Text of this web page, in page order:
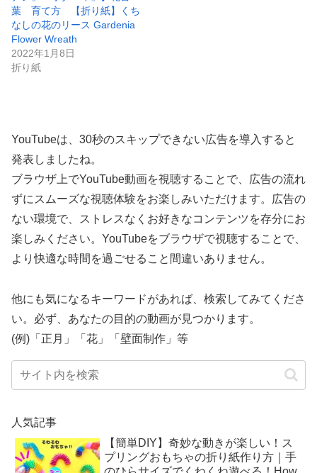
葉 育て方 【折り紙】くち
なしの花のリース Gardenia
Flower Wreath
2022年1月8日
折り紙
YouTubeは、30秒のスキップできない広告を導入すると
発表しましたね。
ブラウザ上でYouTube動画を視聴することで、広告の流れ
ずにスムーズな視聴体験をお楽しみいただけます。広告の
ない環境で、ストレスなくお好きなコンテンツを存分にお
楽しみください。YouTubeをブラウザで視聴することで、
より快適な時間を過ごせること間違いありません。
他にも気になるキーワードがあれば、検索してみてくださ
い。必ず、あなたの目的の動画が見つかります。
(例)「正月」「花」「壁面制作」等
人気記事
【簡単DIY】奇妙な動きが楽しい！ス
プリングおもちゃの折り紙作り方｜手